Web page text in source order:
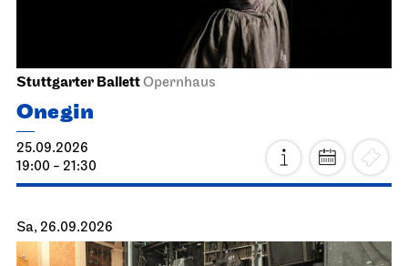
Stuttgarter BallettOpernhaus
Onegin
25.09.2026
19:00 - 21:30
Sa, 26.09.2026